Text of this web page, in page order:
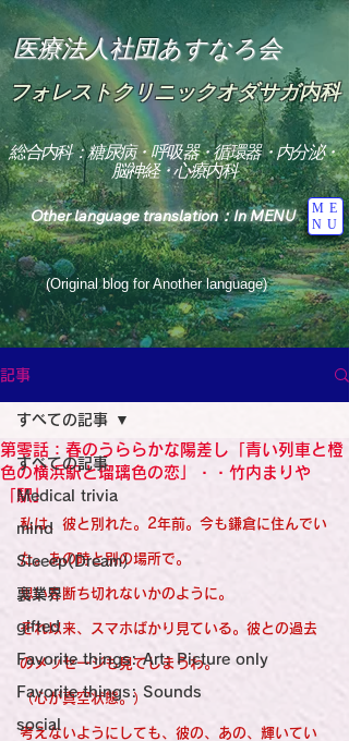
医療法人社団あすなろ会
フォレストクリニックオダサガ内科
Other language translation：In MENU
ME
NU
総合内科：糖尿病・呼吸器・循環器・内分泌・
脳神経・心療内科
(Original blog for Another language)
Heavens: Beyond the Universe: The World
the God of Light Resides"
尿病
経内科専門医
尿病
Wide Blog
性診療
Religion
記事
すべての記事
Medical trivia
mind
Sleeep(Dream）
裏業界
gifted
Favorite things: Art: Picture only
Favorite things: Sounds
social
すべての記事
第零話：春のうららかな陽差し「青い列車と橙
色の横浜駅と瑠璃色の恋」・・竹内まりや
「駅」
私は、彼と別れた。2年前。今も鎌倉に住んでい
た。あの時と別の場所で。
思いを断ち切れないかのように。
それ以来、スマホばかり見ている。彼との過去
のメッセージも見てしまうわ。
（心が真空状態。）
考えないようにしても、彼の、あの、輝いてい